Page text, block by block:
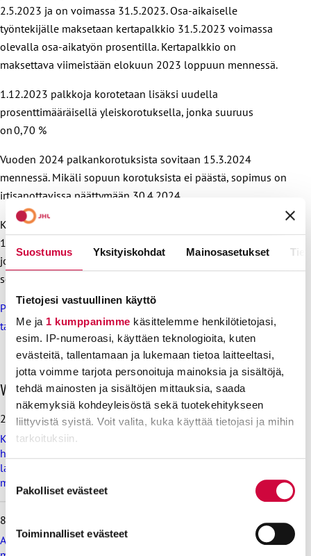
Suostumus Yksityiskohdat Mainosasetukset
Tietojesi vastuullinen käyttö
Me ja 1 kumppanimme käsittelemme henkilötietojasi,
esim. IP-numeroasi, käyttäen teknologioita, kuten
evästeitä, tallentamaan ja lukemaan tietoa laitteeltasi,
jotta voimme tarjota personoituja mainoksia ja sisältöjä,
tehdä mainosten ja sisältöjen mittauksia, saada
näkemyksiä kohdeyleisöstä sekä tuotekehitykseen
liittyvistä syistä. Voit valita, kuka käyttää tietojasi ja mihin
tarkoituksiin.
voit määrittää asetuksesi
. Voit muuttaa
valinta
Pakolliset evästeet
Toiminnalliset evästeet
2.5.2023 ja on voimassa 31.5.2023. Osa-aikaiselle
työntekijälle maksetaan kertapalkkio 31.5.2023 voimassa
olevalla osa-aikatyön prosentilla. Kertapalkkio on
maksettava viimeistään elokuun 2023 loppuun mennessä.
1.12.2023​ palkkoja korotetaan lisäksi uudella
prosenttimääräisellä yleiskorotuksella, jonka suuruus
on 0,70 %
Vuoden 2024 palkankorotuksista sovitaan 15.3.2024
mennessä. Mikäli sopuun korotuksista ei päästä, sopimus on
irtisanottavissa päättymään 30.4.2024.
Kesäkuun 2022 työehtosopimuksessa on jo sovittu lisäksi
1.2.2024 jaettavasta palkkauksen kehittämiserästä 0,30 %,
jonka kohdentamisesta neuvotellaan myöhemmin
sopijaosapuolten kesken.
Ps. Katso myös, mitä muissa JHL:läisissä sopimuksissa
tapahtuu.
O
h
i
t
a
v
i
i
i
s
i
Viimeisimmät uutiset
28.7.2026
Koulutus ja kasvatus pitää järjestää lasten ja nuorten
hyvinvoinnin ehdoilla – Ammattiliitto JHL on antanut
lausunnon koulujen ja oppilaitosten loma-aikoja koskevasta
muistioluonnoksesta
8.7.2026
Ammattiliitto JHL vastustaa valtiokonttoria koskevan lain